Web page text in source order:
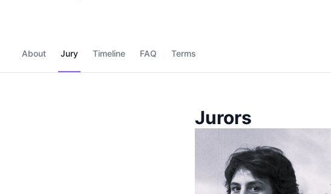
About Jury Timeline FAQ Terms
Jurors